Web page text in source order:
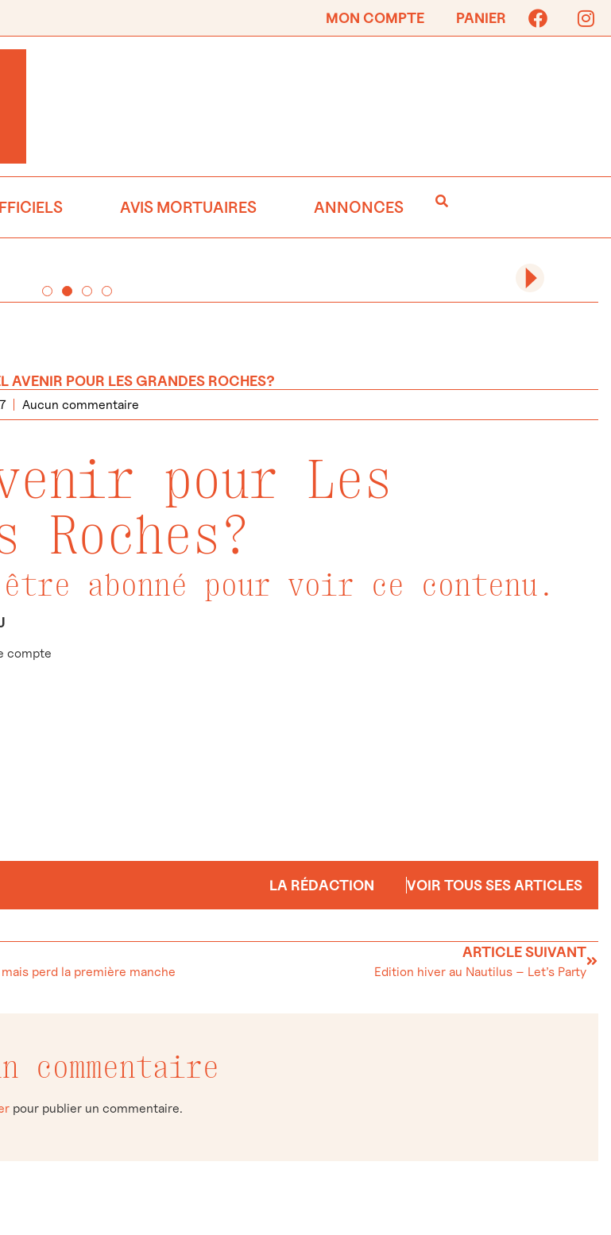
MON COMPTE PANIER
AVIS MORTUAIRES ANNONCES
AVENIR POUR LES GRANDES ROCHES?
Aucun commentaire
pour Les
Roches?
être abonné pour voir ce contenu.
compte
LA RÉDACTION VOIR TOUS SES ARTICLES
perd la première manche
ARTICLE SUIVANT
Edition hiver au Nautilus – Let’s Party
commentaire
pour publier un commentaire.